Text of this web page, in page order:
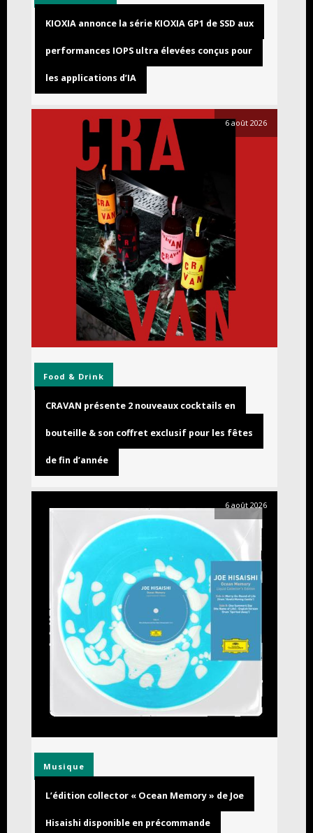
KIOXIA annonce la série KIOXIA GP1 de SSD aux
performances IOPS ultra élevées conçus pour
les applications d’IA
6 août 2026
Food & Drink
CRAVAN présente 2 nouveaux cocktails en
bouteille & son coffret exclusif pour les fêtes
de fin d’année
6 août 2026
Musique
L’édition collector « Ocean Memory » de Joe
Hisaishi disponible en précommande